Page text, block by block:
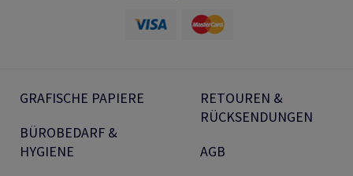
GRAFISCHE PAPIERE
BÜROBEDARF &
HYGIENE
RETOUREN &
RÜCKSENDUNGEN
AGB